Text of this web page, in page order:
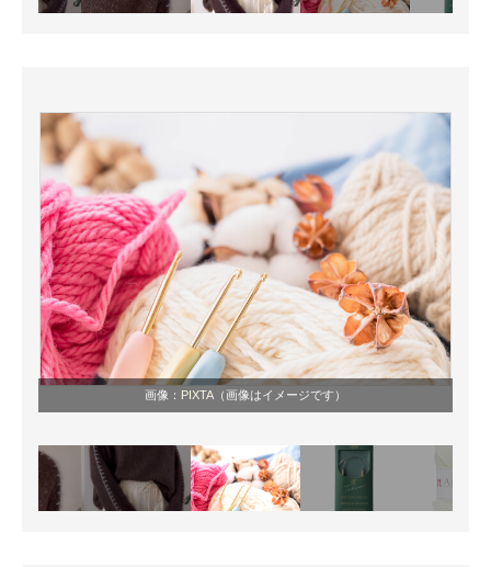
画像： PIXTA （画像はイメージです）